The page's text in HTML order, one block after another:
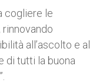
cogliere le
rinnovando
all’ascolto e al
di tutti la buona